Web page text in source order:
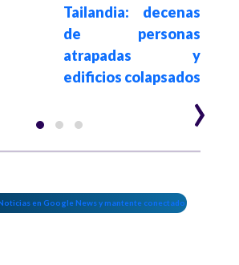
Tailandia: decenas
de personas
atrapadas y
edificios colapsados›
en Google News y mantente conectado